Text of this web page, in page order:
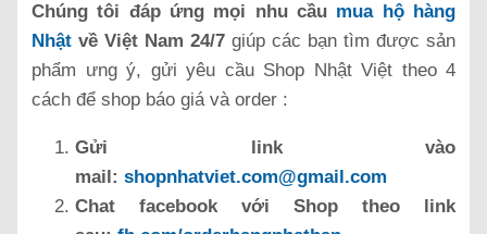
Chúng tôi đáp ứng mọi nhu cầu mua hộ hàng
Nhật về Việt Nam 24/7 giúp các bạn tìm được sản
phẩm ưng ý, gửi yêu cầu Shop Nhật Việt theo 4
cách để shop báo giá và order :
Gửi link vào
mail: shopnhatviet.com@gmail.com
Chat facebook với Shop theo link